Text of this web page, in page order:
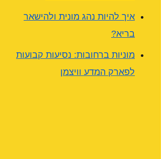
איך להיות נהג מונית ולהישאר
בריא?
מוניות ברחובות: נסיעות קבועות
לפארק המדע וויצמן